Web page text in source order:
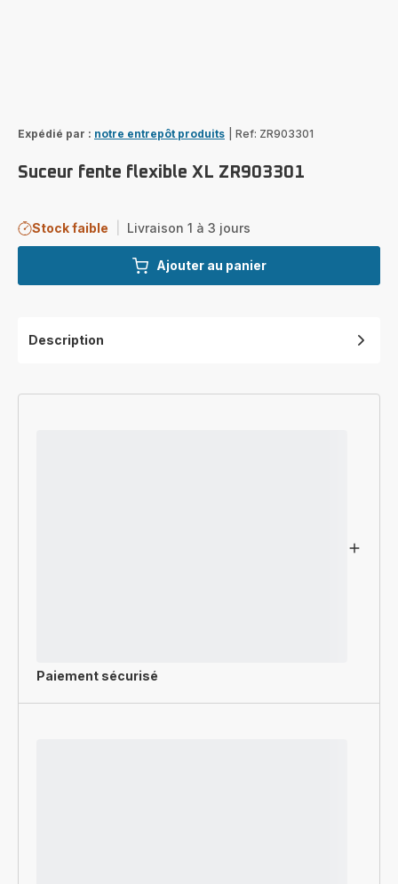
Expédié par : notre entrepôt produits Ref: ZR903301
Suceur fente flexible XL ZR903301
Stock faible Livraison 1 à 3 jours
Ajouter au panier
Description
Paiement sécurisé